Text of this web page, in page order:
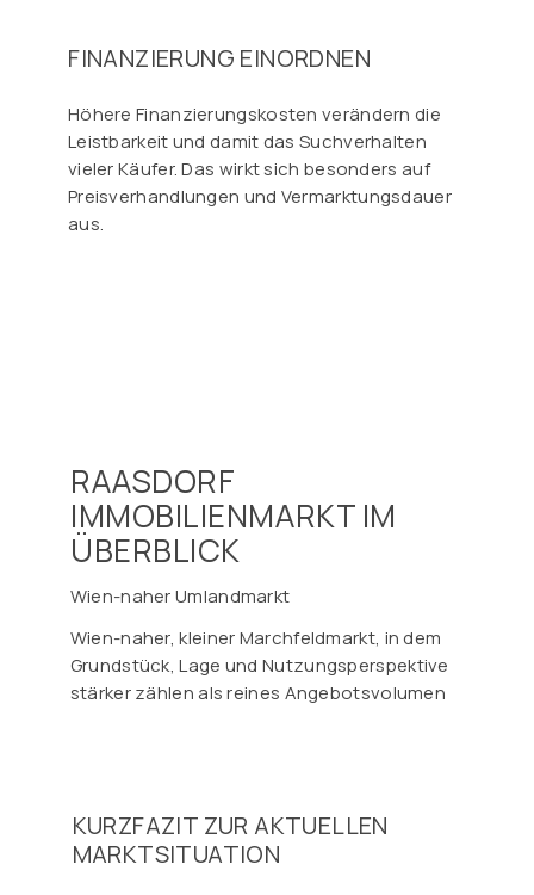
FINANZIERUNG EINORDNEN
Höhere Finanzierungskosten verändern die
Leistbarkeit und damit das Suchverhalten
vieler Käufer. Das wirkt sich besonders auf
Preisverhandlungen und Vermarktungsdauer
aus.
RAASDORF
IMMOBILIENMARKT IM
ÜBERBLICK
Wien-naher Umlandmarkt
Wien-naher, kleiner Marchfeldmarkt, in dem
Grundstück, Lage und Nutzungsperspektive
stärker zählen als reines Angebotsvolumen
KURZFAZIT ZUR AKTUELLEN
MARKTSITUATION